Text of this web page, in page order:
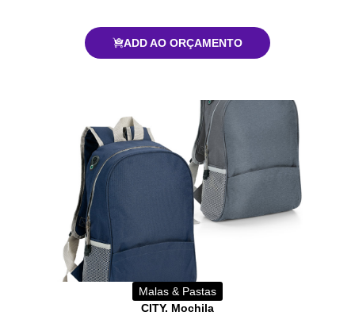
ADD AO ORÇAMENTO
Malas & Pastas
CITY. Mochila